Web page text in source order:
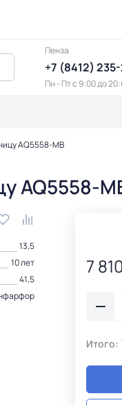
Пенза
+7 (8412)
Пн - Пт c 9:00 до
AQ5558-MB
AQ5558-
13,5
10 лет
41,5
7
Итого: